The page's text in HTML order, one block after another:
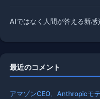
AIではなく人間が答える新
最近のコメント
アマゾンCEO、Anthropicモ